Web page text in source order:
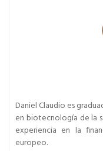
Daniel Claudio es
en biotecnología de la
experiencia en la
europeo.